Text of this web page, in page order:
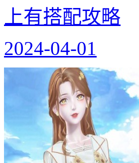
上有搭配攻略
2024-04-01